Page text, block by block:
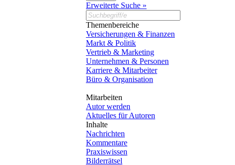
Erweiterte Suche »
Themenbereiche
Versicherungen & Finanzen
Markt & Politik
Vertrieb & Marketing
Unternehmen & Personen
Karriere & Mitarbeiter
Büro & Organisation
Mitarbeiten
Autor werden
Aktuelles für Autoren
Inhalte
Nachrichten
Kommentare
Praxiswissen
Bilderrätsel